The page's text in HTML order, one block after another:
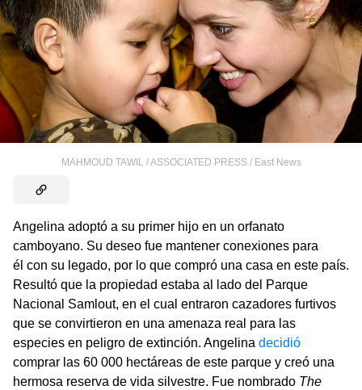
MAHMOUD TAWIL / ASSOCIATED PRESS / East News
Angelina adoptó a su primer hijo en un orfanato
camboyano. Su deseo fue mantener conexiones para
él con su legado, por lo que compró una casa en este país.
Resultó que la propiedad estaba al lado del Parque
Nacional Samlout, en el cual entraron cazadores furtivos
que se convirtieron en una amenaza real para las
especies en peligro de extinción. Angelina decidió
comprar las 60 000 hectáreas de este parque y creó una
hermosa reserva de vida silvestre. Fue nombrado The